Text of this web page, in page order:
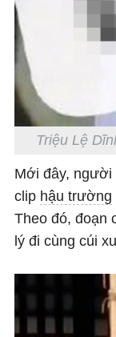
Triệu Lệ
Mới đây, người
clip hậu trường
Theo đó, đoạn
lý đi cùng cúi